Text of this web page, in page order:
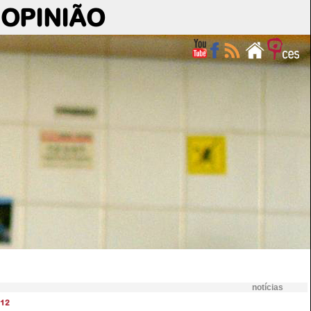
OPINIÃO
notícias